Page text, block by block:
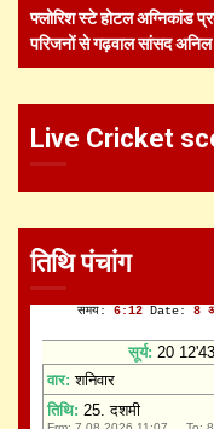
फ्लोरिश स्टे होटल अग्निकांड
परिजनों से गढ़वाल सांसद
Live Cricket
तिथि पंचांग